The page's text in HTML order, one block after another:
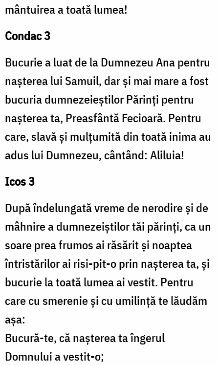
mântuirea a toată lumea!
Condac 3
Bucurie a luat de la Dumnezeu Ana pentru
nașterea lui Samuil, dar și mai mare a fost
bucuria dumnezeieștilor Părinți pentru
nașterea ta, Preasfântă Fecioară. Pentru
care, slavă și mulțumită din toată inima au
adus lui Dumnezeu, cântând: Aliluia!
Icos 3
După îndelungată vreme de nerodire și de
mâhnire a dumnezeiștilor tăi părinți, ca un
soare prea frumos ai răsărit și noaptea
întristărilor ai risi-pit-o prin nașterea ta, și
bucurie la toată lumea ai vestit. Pentru
care cu smerenie și cu umilință te lăudăm
așa:
Bucură-te, că nașterea ta îngerul
Domnului a vestit-o;